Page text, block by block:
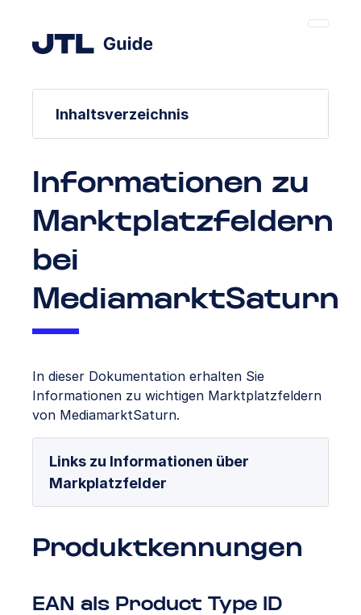
Inhaltsverzeichnis
Informationen zu
Marktplatzfeldern
bei
MediamarktSaturn
In dieser Dokumentation erhalten Sie
Informationen zu wichtigen Marktplatzfeldern
von MediamarktSaturn.
Links zu Informationen über
Markplatzfelder
Produktkennungen
EAN als Product Type ID